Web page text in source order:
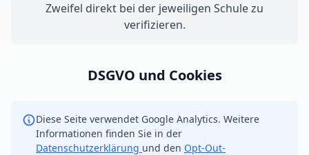
Zweifel direkt bei der jeweiligen Schule zu
verifizieren.
DSGVO und Cookies
Diese Seite verwendet Google Analytics. Weitere
Informationen finden Sie in der
Datenschutzerklärung und den Opt-Out-